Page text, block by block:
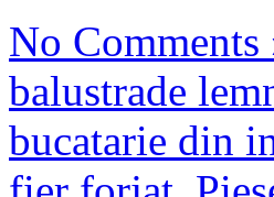
No Comments
balustrade
bucatarie din